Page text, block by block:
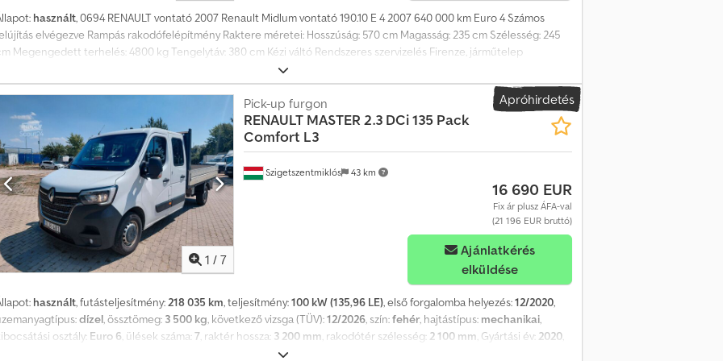
használt, 0694 RENAULT vontató 2007 Renault Midlum vontató 190.10 E 4 2007 640 000 km Euro 4 Számos
elvégezve Rampás rakodófelépítmény Raktere méretei: Hosszúság: 570 cm Magasság: 235 cm Szélesség: 245
Megengedett terhelés: 4800 kg Tengelytáv: 380 cm Kézi váltó Rendszeres szervizelés Firenze, járműtelep
Rendszámtábla: DF174LP Dodpfezr E R Ajx Alijkr 5000 EUR + ÁFA
Apróhirdetés
1 / 7
Szigetszentmiklós 43 km
Pick-up furgon
RENAULT MASTER 2.3 DCi 135 Pack
Comfort L3
16 690 EUR
Fix ár plusz ÁFA-val
(21 196 EUR bruttó)
Ajánlatkérés
elküldése
használt, futásteljesítmény:218 035 km, teljesítmény:100 kW (135,96 LE), első forgalomba helyezés:12/2020,
dízel, össztömeg: 3 500 kg, következő vizsga (TÜV):12/2026, szín:fehér, hajtástípus: mechanikai,
osztály: Euro 6, ülések száma:7, raktér hossza: 3 200 mm, rakodótér szélesség: 2 100 mm, Gyártási év: 2020,
ABS, elektronikus stabilitásprogram (ESP), központi zár, légkondicionálás